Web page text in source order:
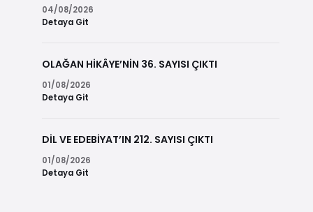
04/08/2026
Detaya Git
OLAĞAN HİKÂYE’NİN 36. SAYISI ÇIKTI
01/08/2026
Detaya Git
DİL VE EDEBİYAT’IN 212. SAYISI ÇIKTI
01/08/2026
Detaya Git